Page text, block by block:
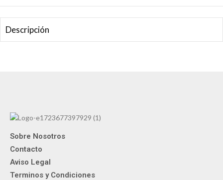
Descripción
Sobre Nosotros
Contacto
Aviso Legal
Terminos y Condiciones